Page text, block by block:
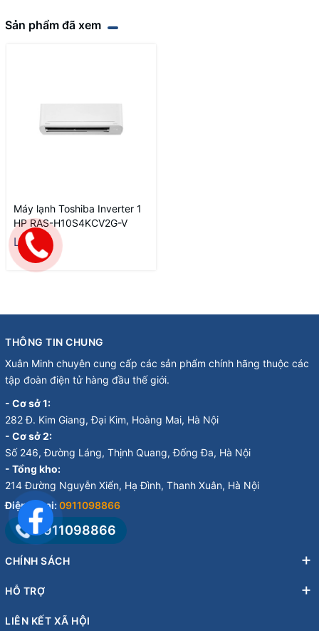
Sản phẩm đã xem
Máy lạnh Toshiba Inverter 1
HP RAS-H10S4KCV2G-V
Liên hệ
THÔNG TIN CHUNG
Xuân Minh chuyên cung cấp các sản phẩm chính hãng thuộc các
tập đoàn điện tử hàng đầu thế giới.
- Cơ sở 1:
282 Đ. Kim Giang, Đại Kim, Hoàng Mai, Hà Nội
- Cơ sở 2:
Số 246, Đường Láng, Thịnh Quang, Đống Đa, Hà Nội
- Tổng kho:
214 Đường Nguyễn Xiển, Hạ Đình, Thanh Xuân, Hà Nội
Điện thoại:0911098866
0911098866
CHÍNH SÁCH
HỖ TRỢ
LIÊN KẾT XÃ HỘI